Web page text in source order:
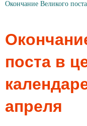
Окончание Великого поста
поста в
апреля